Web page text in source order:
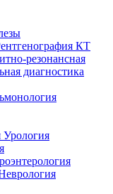
КТ
резонансная
диагностика
Урология